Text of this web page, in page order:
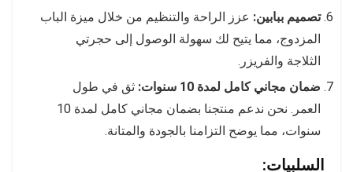
تصميم ببابين: عزز الراحة والتنظيم من خلال ميزة الباب
المزدوج، مما يتيح لك سهولة الوصول إلى حجرتي
الثلاجة والفريزر.
ضمان مجاني كامل لمدة 10 سنوات:
ثق في طول
العمر. نحن ندعم منتجنا بضمان مجاني كامل لمدة 10
سنوات، مما يوضح التزامنا بالجودة والمتانة.
السلبيات: